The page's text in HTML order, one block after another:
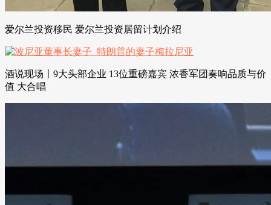
爱尔兰投资移民 爱尔兰投资居留计划介绍
酒说现场丨9大头部企业 13位重磅嘉宾 浓香军团奏响品质与价
值 大合唱